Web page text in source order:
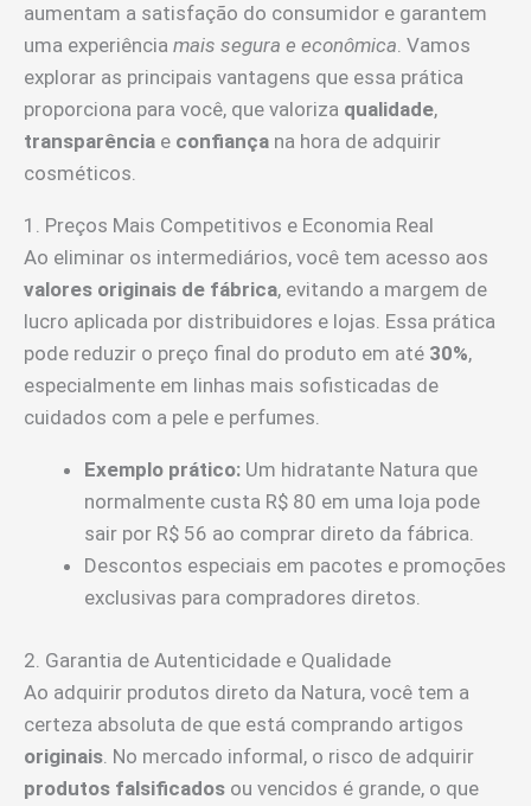
aumentam a satisfação do consumidor e garantem
uma experiência mais segura e econômica. Vamos
explorar as principais vantagens que essa prática
proporciona para você, que valoriza qualidade,
transparência e confiança na hora de adquirir
cosméticos.
1. Preços Mais Competitivos e Economia Real
Ao eliminar os intermediários, você tem acesso aos
valores originais de fábrica, evitando a margem de
lucro aplicada por distribuidores e lojas. Essa prática
pode reduzir o preço final do produto em até 30%,
especialmente em linhas mais sofisticadas de
cuidados com a pele e perfumes.
Exemplo prático: Um hidratante Natura que
normalmente custa R$ 80 em uma loja pode
sair por R$ 56 ao comprar direto da fábrica.
Descontos especiais em pacotes e promoções
exclusivas para compradores diretos.
2. Garantia de Autenticidade e Qualidade
Ao adquirir produtos direto da Natura, você tem a
certeza absoluta de que está comprando artigos
originais . No mercado informal, o risco de adquirir
produtos falsificados ou vencidos é grande, o que